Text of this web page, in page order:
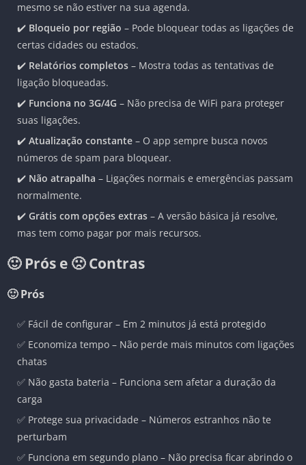
mesmo se não estiver na sua agenda.
✔️ Bloqueio por região – Pode bloquear todas as ligações de
certas cidades ou estados.
✔️ Relatórios completos – Mostra todas as tentativas de
ligação bloqueadas.
✔️ Funciona no 3G/4G – Não precisa de WiFi para proteger
suas ligações.
✔️ Atualização constante – O app sempre busca novos
números de spam para bloquear.
✔️ Não atrapalha – Ligações normais e emergências passam
normalmente.
✔️ Grátis com opções extras – A versão básica já resolve,
mas tem como pagar por mais recursos.
🙂 Prós e 🙁 Contras
🙂 Prós
✅ Fácil de configurar – Em 2 minutos já está protegido
✅ Economiza tempo – Não perde mais minutos com ligações
chatas
✅ Não gasta bateria – Funciona sem afetar a duração da
carga
✅ Protege sua privacidade – Números estranhos não te
perturbam
✅ Funciona em segundo plano – Não precisa ficar abrindo o